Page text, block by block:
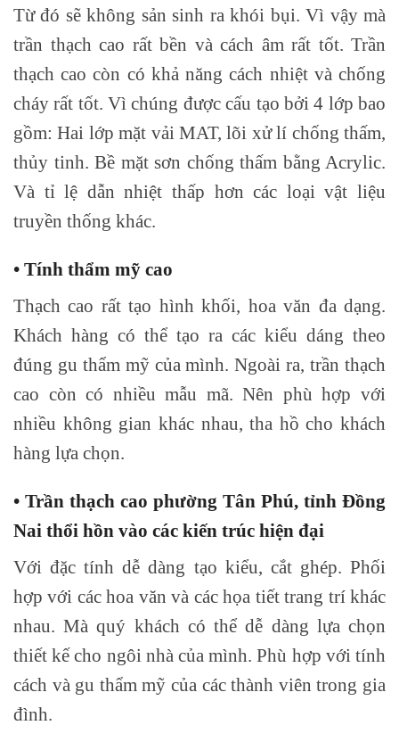
Từ đó sẽ không sản sinh ra khói bụi. Vì vậy mà
trần thạch cao rất bền và cách âm rất tốt. Trần
thạch cao còn có khả năng cách nhiệt và chống
cháy rất tốt. Vì chúng được cấu tạo bởi 4 lớp bao
gồm: Hai lớp mặt vải MAT, lõi xử lí chống thấm,
thủy tinh. Bề mặt sơn chống thấm bằng Acrylic.
Và tỉ lệ dẫn nhiệt thấp hơn các loại vật liệu
truyền thống khác.
• Tính thẩm mỹ cao
Thạch cao rất tạo hình khối, hoa văn đa dạng.
Khách hàng có thể tạo ra các kiểu dáng theo
đúng gu thẩm mỹ của mình. Ngoài ra, trần thạch
cao còn có nhiều mẫu mã. Nên phù hợp với
nhiều không gian khác nhau, tha hồ cho khách
hàng lựa chọn.
• Trần thạch cao phường Tân Phú, tỉnh Đồng
Nai thổi hồn vào các kiến trúc hiện đại
Với đặc tính dễ dàng tạo kiểu, cắt ghép. Phối
hợp với các hoa văn và các họa tiết trang trí khác
nhau. Mà quý khách có thể dễ dàng lựa chọn
thiết kế cho ngôi nhà của mình. Phù hợp với tính
cách và gu thẩm mỹ của các thành viên trong gia
đình.